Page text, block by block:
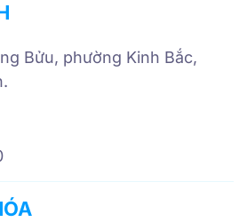
Bửu, phường Kinh Bắc,